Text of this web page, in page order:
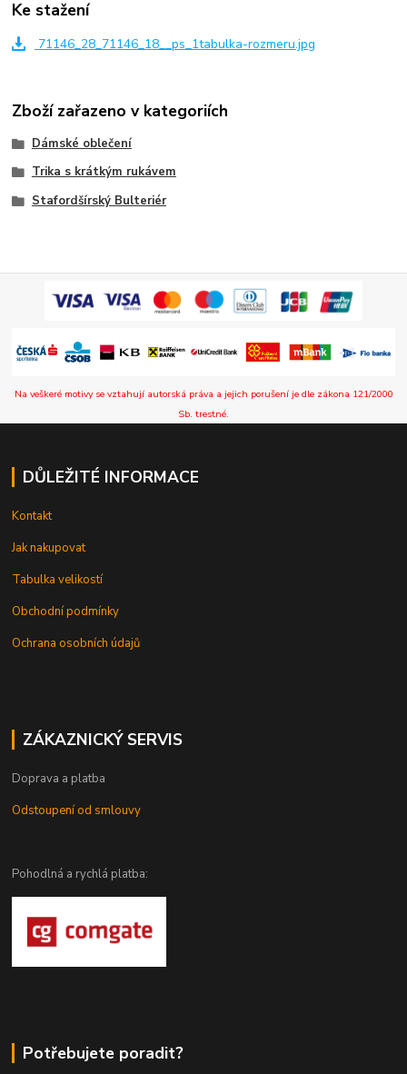
Ke stažení
71146_28_71146_18__ps_1tabulka-rozmeru.jpg
Zboží zařazeno v kategoriích
Dámské oblečení
Trika s krátkým rukávem
Stafordšírský Bulteriér
Na veškeré motivy se vztahují autorská práva a jejich porušení je dle zákona 121/2000
Sb. trestné.
DŮLEŽITÉ INFORMACE
Kontakt
Jak nakupovat
Tabulka velikostí
Obchodní podmínky
Ochrana osobních údajů
ZÁKAZNICKÝ SERVIS
Doprava a platba
Odstoupení od smlouvy
Pohodlná a rychlá platba:
Potřebujete poradit?